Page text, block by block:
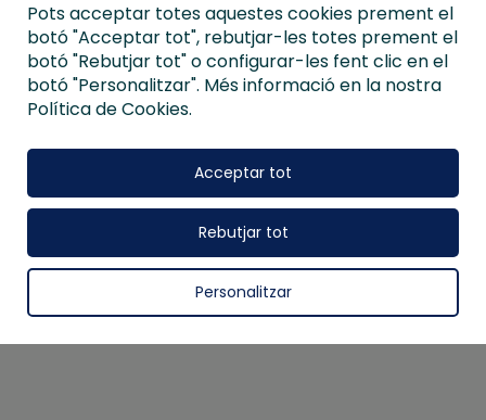
Pots acceptar totes aquestes cookies prement el
botó "Acceptar tot", rebutjar-les totes prement el
botó "Rebutjar tot" o configurar-les fent clic en el
botó "Personalitzar". Més informació en la nostra
Política de Cookies.
Personalitzar
Rebutjar tot
Acceptar tot